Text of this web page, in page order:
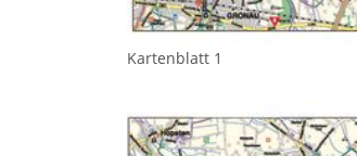
Kartenblatt 1